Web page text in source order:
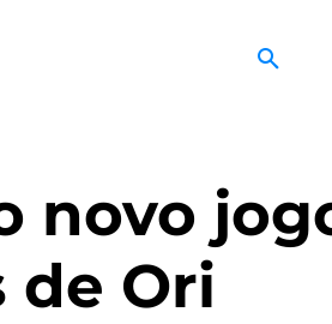
novo
de Ori